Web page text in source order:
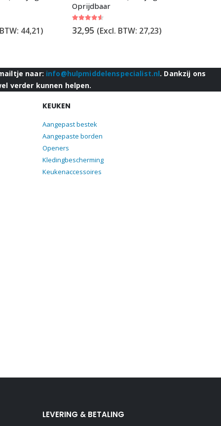
44,21)
Oprijdbaar
32,95 (Excl. BTW: 27,23)
naar: info@hulpmiddelenspecialist.nl. Dankzij ons
verder kunnen helpen.
KEUKEN
Aangepast bestek
Aangepaste borden
Openers
Kledingbescherming
Keukenaccessoires
LEVERING & BETALING